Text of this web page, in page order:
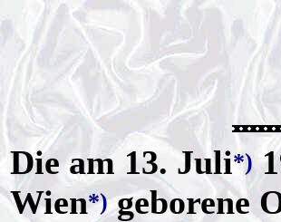
Die am 13. Juli*)
Wien*)geborene